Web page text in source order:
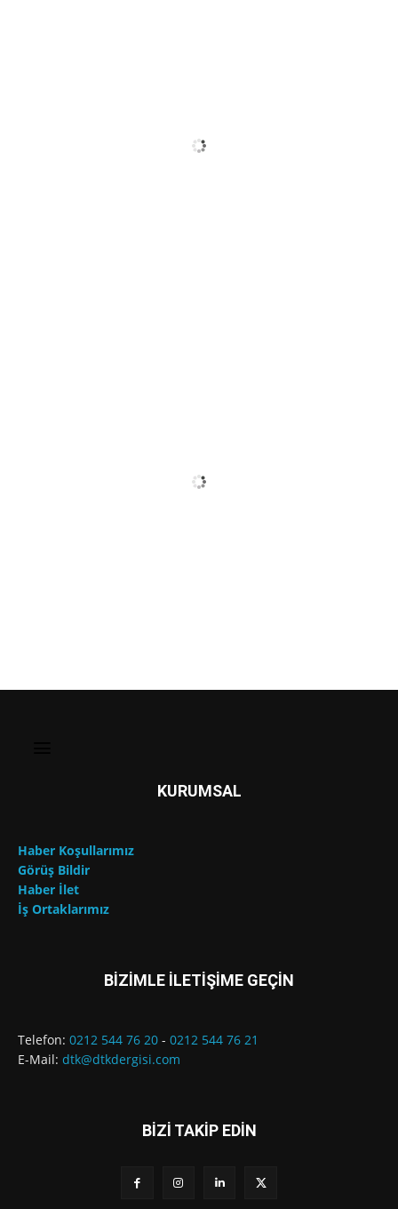
KURUMSAL
Haber Koşullarımız
Görüş Bildir
Haber İlet
İş Ortaklarımız
BİZİMLE İLETİŞİME GEÇİN
Telefon: 0212 544 76 20 - 0212 544 76 21
E-Mail: dtk@dtkdergisi.com
BİZİ TAKİP EDİN